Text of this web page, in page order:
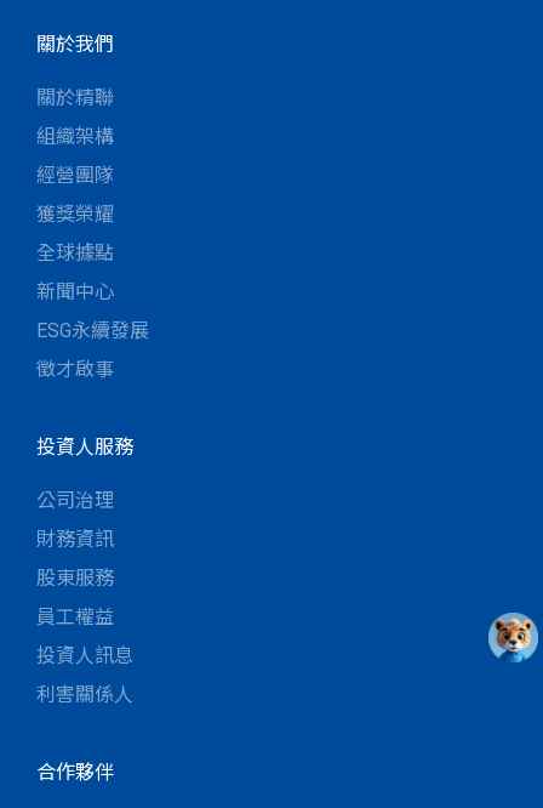
關於我們
關於精聯
組織架構
經營團隊
獲獎榮耀
全球據點
新聞中心
ESG永續發展
徵才啟事
投資人服務
公司治理
財務資訊
股東服務
員工權益
投資人訊息
利害關係人
合作夥伴